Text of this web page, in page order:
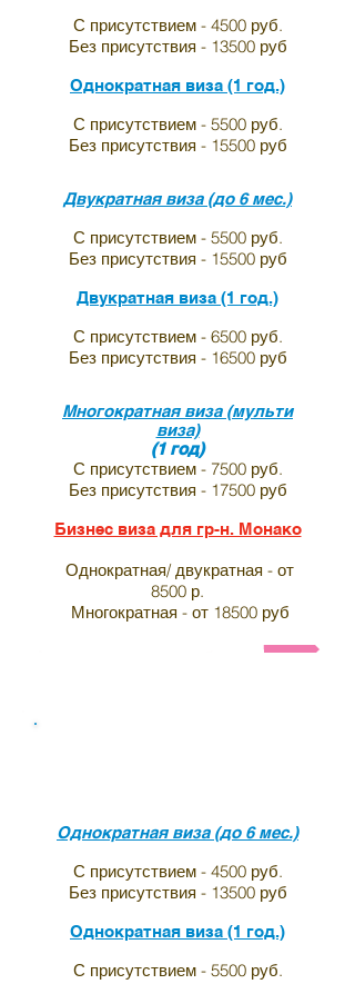
С присутствием - 4500 руб.
Без присутствия - 13500 руб
Однократная виза (1 год.)
С присутствием - 5500 руб.
Без присутствия - 15500 руб
Двукратная виза (до 6 мес.)
С присутствием - 5500 руб.
Без присутствия - 15500 руб
Двукратная виза (1 год.)
С присутствием - 6500 руб.
Без присутствия - 16500 руб
Многократная виза (мульти
виза)
(1 год)
С присутствием - 7500 руб.
Без присутствия - 17500 руб
Бизнес виза для гр-н. Монако
Однократная/ двукратная - от
8500 р.
Многократная - от 18500 руб
Анкета и список необходимых
Однократная виза (до 6 мес.)
С присутствием - 4500 руб.
Без присутствия - 13500 руб
Однократная виза (1 год.)
С присутствием - 5500 руб.